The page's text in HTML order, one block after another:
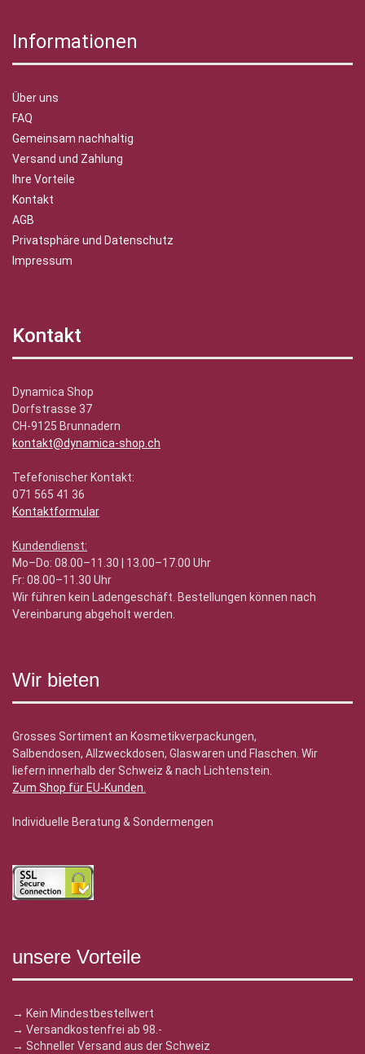
Informationen
Über uns
FAQ
Gemeinsam nachhaltig
Versand und Zahlung
Ihre Vorteile
Kontakt
AGB
Privatsphäre und Datenschutz
Impressum
Kontakt
Dynamica Shop
Dorfstrasse 37
CH-9125 Brunnadern
kontakt@dynamica-shop.ch
Tefefonischer Kontakt:
071 565 41 36
Kontaktformular
Kundendienst:
Mo–Do: 08.00–11.30 | 13.00–17.00 Uhr
Fr: 08.00–11.30 Uhr
Wir führen kein Ladengeschäft. Bestellungen können nach
Vereinbarung abgeholt werden.
Wir bieten
Grosses Sortiment an Kosmetikverpackungen,
Salbendosen, Allzweckdosen, Glaswaren und Flaschen. Wir
liefern innerhalb der Schweiz & nach Lichtenstein.
Zum Shop für EU-Kunden.
Individuelle Beratung & Sondermengen
unsere Vorteile
→ Kein Mindestbestellwert
→ Versandkostenfrei ab 98.-
→ Schneller Versand aus der Schweiz